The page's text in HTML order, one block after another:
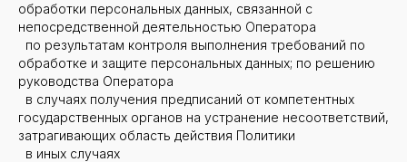
обработки персональных данных, связанной с
непосредственной деятельностью Оператора
по результатам контроля выполнения требований по
обработке и защите персональных данных; по решению
руководства Оператора
в случаях получения предписаний от компетентных
государственных органов на устранение несоответствий,
затрагивающих область действия Политики
в иных случаях